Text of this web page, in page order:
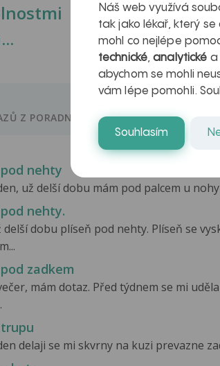
Z PORADNY
nehty
už delší dobu mám pod palcem u
nehty.
delší dobu plíseň pod nehty. Plíseň se
zadkem
mám dotaz. Před týdnem se mi
delaji se mi skvrny na kuzi prevazne
Náš web využívá
tak jako lékař, který
mohl co nejlépe
technické,analytické a
abychom se mohli
vám lépe pomohli.
Souhlasím